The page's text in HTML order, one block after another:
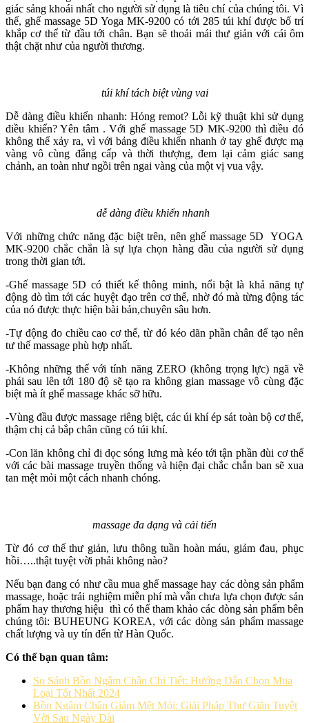
giác sảng khoái nhất cho người sử dụng là tiêu chí của chúng tôi. Vì
thế, ghế massage 5D Yoga MK-9200 có tới 285 túi khí được bố trí
khắp cơ thể từ đầu tới chân. Bạn sẽ thoải mái thư giản với cái ôm
thật chặt như của người thương.
túi khí tách biệt vùng vai
Dễ dàng điều khiển nhanh: Hỏng remot? Lỗi kỹ thuật khi sử dụng
điều khiển? Yên tâm . Với ghế massage 5D MK-9200 thì điều đó
không thể xảy ra, vì với bảng điều khiển nhanh ở tay ghế được mạ
vàng vô cùng đẳng cấp và thời thượng, đem lại cảm giác sang
chảnh, an toàn như ngồi trên ngai vàng của một vị vua vậy.
dễ dàng điều khiển nhanh
Với những chức năng đặc biệt trên, nên ghế massage 5D YOGA
MK-9200 chắc chắn là sự lựa chọn hàng đầu của người sử dụng
trong thời gian tới.
-Ghế massage 5D có thiết kế thông minh, nổi bật là khả năng tự
động dò tìm tới các huyệt đạo trên cơ thể, nhờ đó mà từng động tác
của nó được thực hiện bài bản,chuyên sâu hơn.
-Tự động đo chiều cao cơ thể, từ đó kéo dãn phần chân để tạo nên
tư thế massage phù hợp nhất.
-Không những thế với tính năng ZERO (không trọng lực) ngã về
phái sau lên tới 180 độ sẽ tạo ra không gian massage vô cùng đặc
biệt mà ít ghế massage khác sỡ hữu.
-Vùng đầu được massage riêng biệt, các úi khí ép sát toàn bộ cơ thể,
thậm chị cả bắp chân cũng có túi khí.
-Con lăn không chỉ đi dọc sóng lưng mà kéo tới tận phần đùi cơ thể
với các bài massage truyền thống và hiện đại chắc chắn ban sẽ xua
tan mệt mỏi một cách nhanh chóng.
massage đa dạng và cải tiến
Từ đó cơ thể thư giản, lưu thông tuần hoàn máu, giảm đau, phục
hồi…..thật tuyệt vời phải không nào?
Nếu bạn đang có như cầu mua ghế massage hay các dòng sản phẩm
massage, hoặc trải nghiệm miễn phí mà vẫn chưa lựa chọn được sản
phẩm hay thương hiệu thì có thể tham khảo các dòng sản phẩm bên
chúng tôi: BUHEUNG KOREA, với các dòng sản phẩm massage
chất lượng và uy tín đến từ Hàn Quốc.
Có thể bạn quan tâm:
So Sánh Bồn Ngâm Chân Chi Tiết: Hướng Dẫn Chọn Mua
Loại Tốt Nhất 2024
Bồn Ngâm Chân Giảm Mệt Mỏi: Giải Pháp Thư Giãn Tuyệt
Vời Sau Ngày Dài